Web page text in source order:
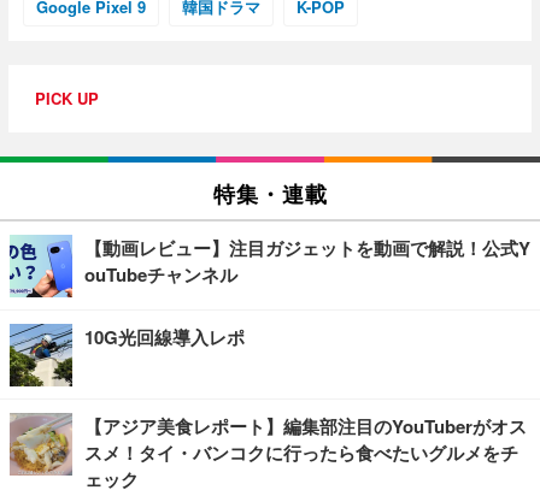
Google Pixel 9 韓国ドラマ K-POP
PICK UP
特集・連載
【動画レビュー】注目ガジェットを動画で解説！公式Y
ouTubeチャンネル
10G光回線導入レポ
【アジア美食レポート】編集部注目のYouTuberがオス
スメ！タイ・バンコクに行ったら食べたいグルメをチ
ェック